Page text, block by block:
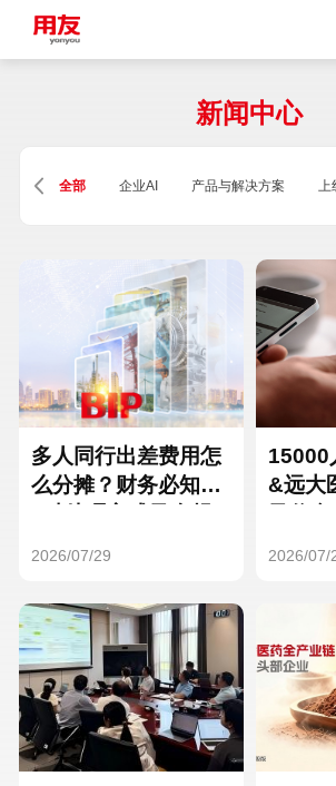
Vietnam
Singapore
Turkey
Hungary Mexico
Hong Kong Macau
新闻中心
全部 企业AI 产品与解决方案 上
多人同行出差费用怎
么分摊？财务必知的
2026/07/29
15000
&远大
2026/07/